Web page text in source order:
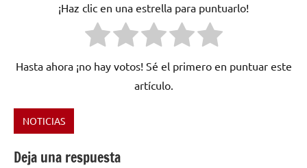
¡Haz clic en una estrella para puntuarlo!
Hasta ahora ¡no hay votos! Sé el primero en puntuar este
artículo.
Etiquetado
El
NOTICIAS
Deja una respuesta